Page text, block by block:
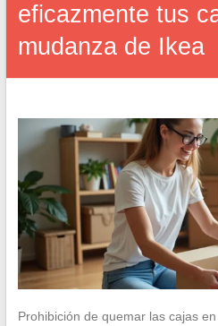
eficazmente tus
mudanza de Ikea
Prohibición de quemar las cajas